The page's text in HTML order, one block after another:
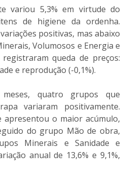
variou 5,3% em virtude do
de higiene da ordenha.
positivas, mas abaixo
Volumosos e Energia e
queda de preços:
e reprodução (-0,1%).
quatro grupos que
variaram positivamente.
o maior acúmulo,
do grupo Mão de obra,
Minerais e Sanidade e
anual de 13,6% e 9,1%,